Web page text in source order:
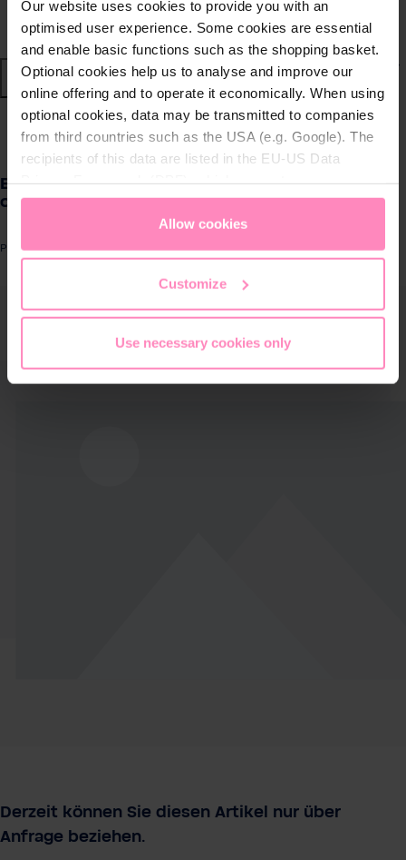
Our website uses cookies to provide you with an
optimised user experience. Some cookies are essential
and enable basic functions such as the shopping basket.
Optional cookies help us to analyse and improve our
online offering and to operate it economically. When using
optional cookies, data may be transmitted to companies
from third countries such as the USA (e.g. Google). The
recipients of this data are listed in the EU-US Data
appropriate level of data protection. You canaccept all
only allow necessary cookies
access and change your chosen setting at any time in
Allow cookies
Customize
Use necessary cookies only
Nachhaltige Wassersysteme
Shop
Wasser von BWT
Geschäftskunden
Kundenservice
Über BWT
zurück
Ecosoft 3P Grey Mono 10" filter housing,
connection 1"
Produktnummer: FCPP3P0150/G118
Derzeit können Sie diesen Artikel nur über
Anfrage beziehen.